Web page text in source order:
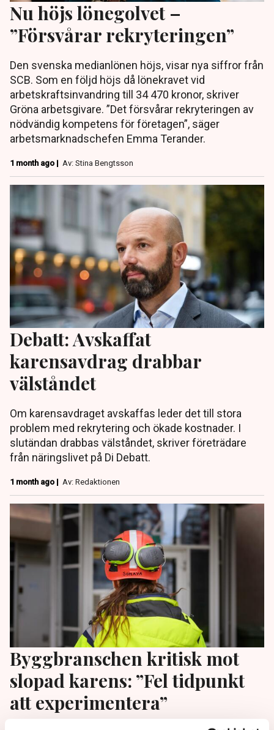
Nu höjs lönegolvet –
”Försvårar rekryteringen”
Den svenska medianlönen höjs, visar nya siffror från
SCB. Som en följd höjs då lönekravet vid
arbetskraftsinvandring till 34 470 kronor, skriver
Gröna arbetsgivare. ”Det försvårar rekryteringen av
nödvändig kompetens för företagen”, säger
arbetsmarknadschefen Emma Terander.
1 month ago | Av: Stina Bengtsson
Debatt: Avskaffat
karensavdrag drabbar
välståndet
Om karensavdraget avskaffas leder det till stora
problem med rekrytering och ökade kostnader. I
slutändan drabbas välståndet, skriver företrädare
från näringslivet på Di Debatt.
1 month ago | Av: Redaktionen
Byggbranschen kritisk mot
slopad karens: ”Fel tidpunkt
att experimentera”